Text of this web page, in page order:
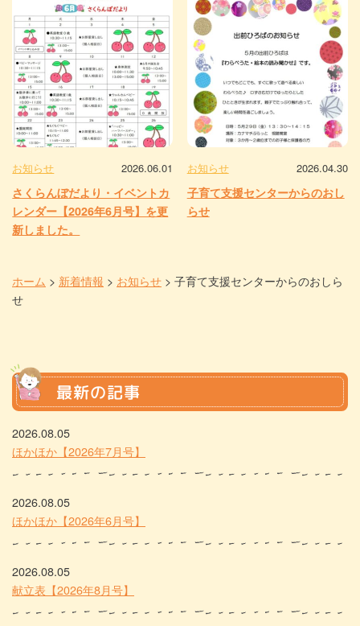
お知らせ 2026.06.01
さくらんぼだより・イベントカ
レンダー【2026年6月号】を更
新しました。
お知らせ 2026.04.30
子育て支援センターからのおし
らせ
ホーム > 新着情報 > お知らせ > 子育て支援センターからのおしら
せ
最新の記事
2026.08.05
ほかほか【2026年7月号】
2026.08.05
ほかほか【2026年6月号】
2026.08.05
献立表【2026年8月号】